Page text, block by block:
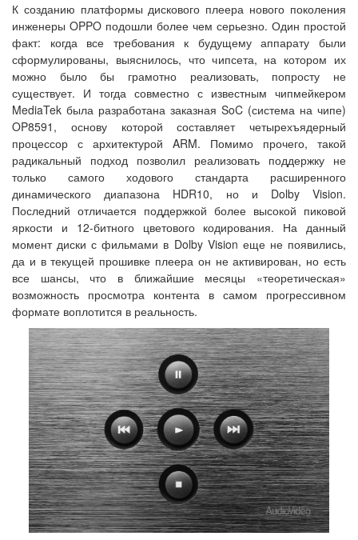
К созданию платформы дискового плеера нового поколения
инженеры OPPO подошли более чем серьезно. Один простой
факт: когда все требования к будущему аппарату были
сформулированы, выяснилось, что чипсета, на котором их
можно было бы грамотно реализовать, попросту не
существует. И тогда совместно с известным чипмейкером
MediaTek была разработана заказная SoC (система на чипе)
OP8591, основу которой составляет четырехъядерный
процессор с архитектурой ARM. Помимо прочего, такой
радикальный подход позволил реализовать поддержку не
только самого ходового стандарта расширенного
динамического диапазона HDR10, но и Dolby Vision.
Последний отличается поддержкой более высокой пиковой
яркости и 12-битного цветового кодирования. На данный
момент диски с фильмами в Dolby Vision еще не появились,
да и в текущей прошивке плеера он не активирован, но есть
все шансы, что в ближайшие месяцы «теоретическая»
возможность просмотра контента в самом прогрессивном
формате воплотится в реальность.